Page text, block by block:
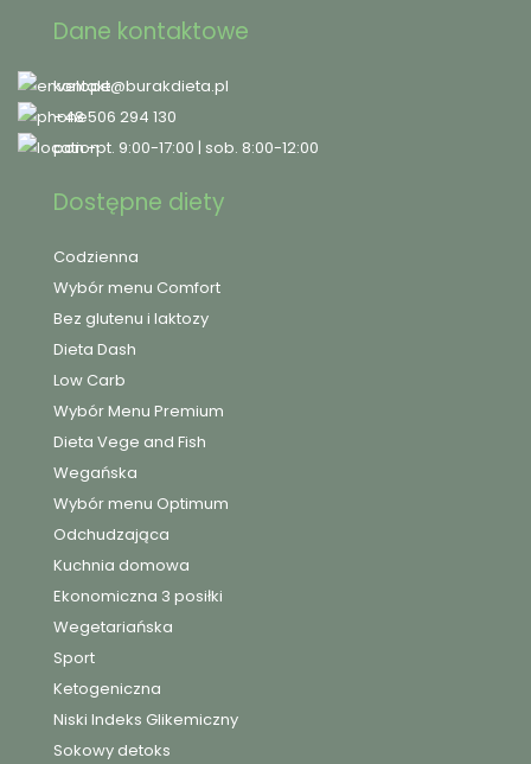
Dane kontaktowe
kontakt@burakdieta.pl
+48 506 294 130
pon.-pt. 9:00-17:00 | sob. 8:00-12:00
Dostępne diety
Codzienna
Wybór menu Comfort
Bez glutenu i laktozy
Dieta Dash
Low Carb
Wybór Menu Premium
Dieta Vege and Fish
Wegańska
Wybór menu Optimum
Odchudzająca
Kuchnia domowa
Ekonomiczna 3 posiłki
Wegetariańska
Sport
Ketogeniczna
Niski Indeks Glikemiczny
Sokowy detoks